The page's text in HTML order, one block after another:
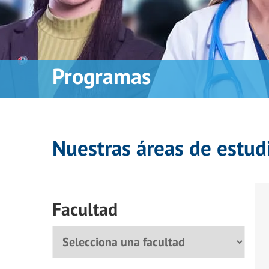
Programas
Nuestras áreas de
Facultad